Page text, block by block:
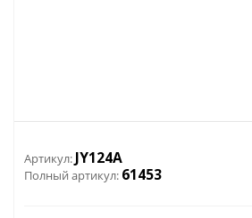
Артикул: JY124A
Полный артикул: 61453